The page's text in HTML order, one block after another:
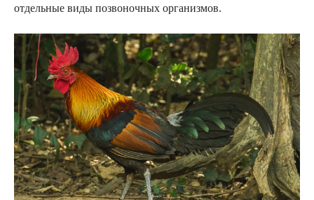
отдельные виды позвоночных организмов.